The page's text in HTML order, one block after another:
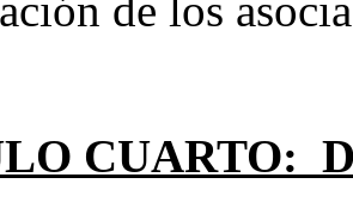
de los
CUARTO: